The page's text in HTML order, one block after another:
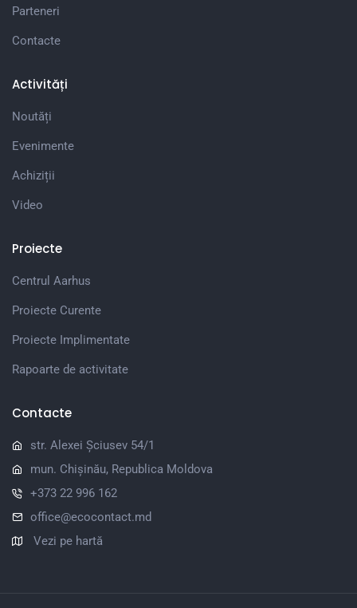
Parteneri
Contacte
Activități
Noutăți
Evenimente
Achiziții
Video
Proiecte
Centrul Aarhus
Proiecte Curente
Proiecte Implimentate
Rapoarte de activitate
Contacte
str. Alexei Șciusev 54/1
mun. Chișinău, Republica Moldova
+373 22 996 162
office@ecocontact.md
Vezi pe hartă